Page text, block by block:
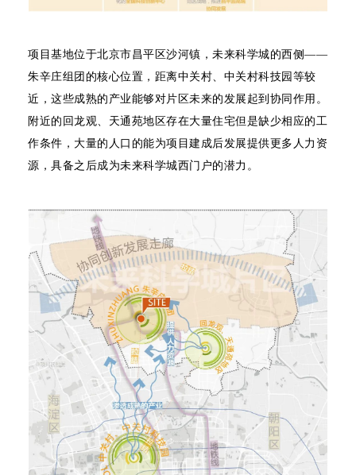
项目基地位于北京市昌平区沙河镇，未来科学城的西侧——
朱辛庄组团的核心位置，距离中关村、中关村科技园等较
近，这些成熟的产业能够对片区未来的发展起到协同作用。
附近的回龙观、天通苑地区存在大量住宅但是缺少相应的工
作条件，大量的人口的能为项目建成后发展提供更多人力资
源，具备之后成为未来科学城西门户的潜力。